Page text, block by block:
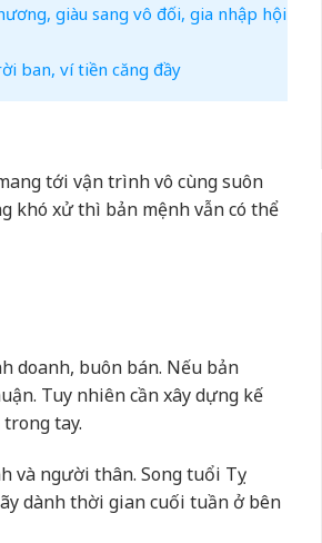
giàu sang vô đối, gia nhập hội
ban, ví tiền căng đầy
tới vận trình vô cùng suôn
khó xử thì bản mệnh vẫn có thể
doanh, buôn bán. Nếu bản
Tuy nhiên cần xây dựng kế
tay.
và người thân. Song tuổi Tỵ
dành thời gian cuối tuần ở bên